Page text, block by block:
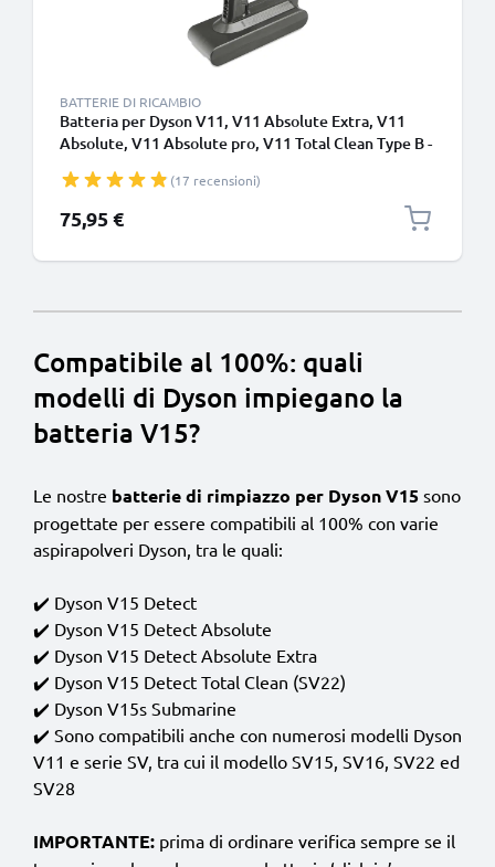
BATTERIE DI RICAMBIO
Batteria per Dyson V11, V11 Absolute Extra, V11
Absolute, V11 Absolute pro, V11 Total Clean Type B -
(17 recensioni)
75,95 €
Compatibile al 100%: quali
modelli di Dyson impiegano la
batteria V15?
Le nostre batterie di rimpiazzo per Dyson V15 sono
progettate per essere compatibili al 100% con varie
aspirapolveri Dyson, tra le quali:
✔️ Dyson V15 Detect
✔️ Dyson V15 Detect Absolute
✔️ Dyson V15 Detect Absolute Extra
✔️ Dyson V15 Detect Total Clean (SV22)
✔️ Dyson V15s Submarine
✔️ Sono compatibili anche con numerosi modelli Dyson
V11 e serie SV, tra cui il modello SV15, SV16, SV22 ed
SV28
IMPORTANTE: prima di ordinare verifica sempre se il